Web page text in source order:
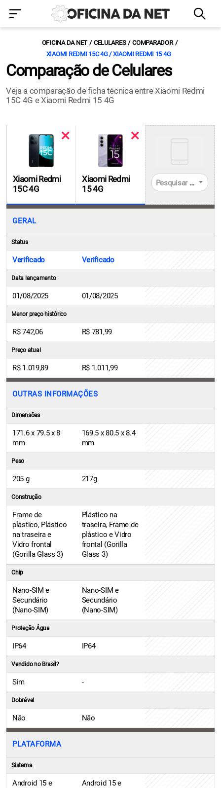
OFICINA DA NET CELULARES
COMPARADOR
XIAOMI REDMI 15C 4G / XIAOMI REDMI 15 4G
Comparação de Celulares
Veja a comparação de ficha técnica entre Xiaomi Redmi
15C 4G e Xiaomi Redmi 15 4G
Xiaomi Redmi
15C 4G
Xiaomi Redmi
15 4G
Pesquisar celulares
GERAL
Status
Verificado Verificado
Data lançamento
01/08/2025 01/08/2025
Menor preço histórico
R$ 742,06 R$ 781,99
Preço atual
R$ 1.019,89 R$ 1.011,99
OUTRAS INFORMAÇÕES
Dimensões
171.6 x 79.5 x 8
mm
169.5 x 80.5 x 8.4
mm
Peso
205 g 217g
Construção
Frame de
plástico, Plástico
na traseira e
Vidro frontal
(Gorilla Glass 3)
Plástico na
traseira, Frame de
plástico e Vidro
frontal (Gorilla
Glass 3)
Chip
Nano-SIM e
Secundário
(Nano-SIM)
Nano-SIM e
Secundário
(Nano-SIM)
Proteção Água
IP64 IP64
Vendido no Brasil?
Sim -
Dobrável
Não Não
PLATAFORMA
Sistema
Android 15 e
Android 15 e